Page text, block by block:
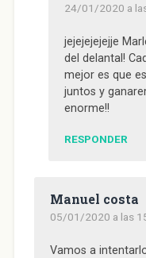
24/01/2020 a
jejejejejejje
del delantal!
mejor es que
juntos y
enorme!!
RESPONDER
Manuel costa
05/01/2020 a las
Vamos a